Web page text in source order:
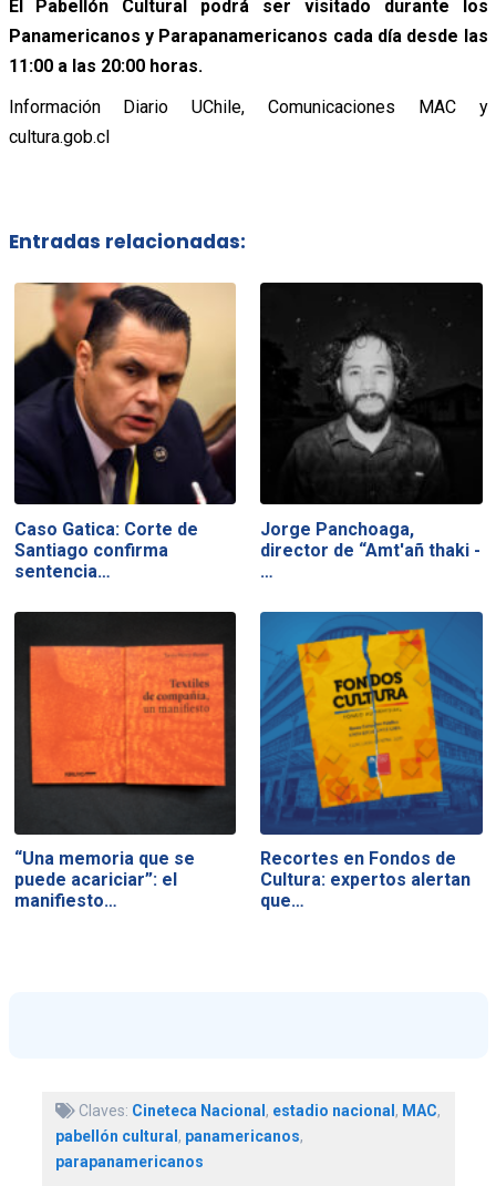
El Pabellón Cultural podrá ser visitado durante los
Panamericanos y Parapanamericanos cada día desde las
11:00 a las 20:00 horas.
Información Diario UChile, Comunicaciones MAC y
cultura.gob.cl
Entradas relacionadas:
Caso Gatica: Corte de
Santiago confirma
sentencia…
Jorge Panchoaga,
director de “Amt'añ thaki -
…
“Una memoria que se
puede acariciar”: el
manifiesto…
Recortes en Fondos de
Cultura: expertos alertan
que…
Claves: Cineteca Nacional, estadio nacional, MAC,
pabellón cultural, panamericanos,
parapanamericanos